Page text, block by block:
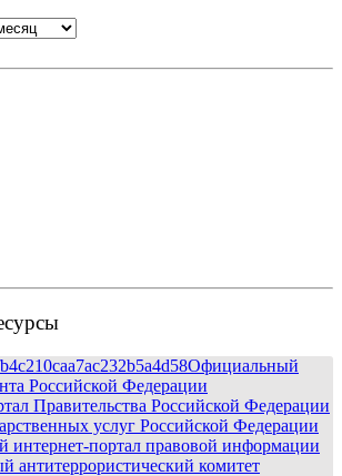
Официальный
Российской Федерации
Правительства Российской Федерации
услуг Российской Федерации
портал правовой информации
антитеррористический комитет